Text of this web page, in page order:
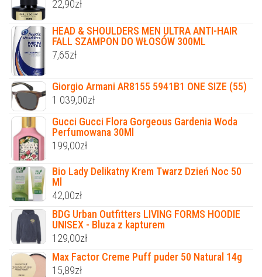
22,90zł
HEAD & SHOULDERS MEN ULTRA ANTI-HAIR
FALL SZAMPON DO WŁOSÓW 300ML
7,65zł
Giorgio Armani AR8155 5941B1 ONE SIZE (55)
1 039,00zł
Gucci Gucci Flora Gorgeous Gardenia Woda
Perfumowana 30Ml
199,00zł
Bio Lady Delikatny Krem Twarz Dzień Noc 50
Ml
42,00zł
BDG Urban Outfitters LIVING FORMS HOODIE
UNISEX - Bluza z kapturem
129,00zł
Max Factor Creme Puff puder 50 Natural 14g
15,89zł